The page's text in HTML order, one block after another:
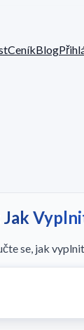
CeníkBlog
se, jak